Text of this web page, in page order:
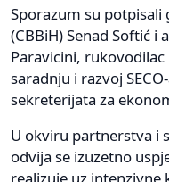
Sporazum su potpisali
(CBBiH) Senad Softić
Paravicini,
saradnju i razvoj
sekreterijata za
U okviru partnerstva i
odvija se izuzetno
realizuje uz intenzivne